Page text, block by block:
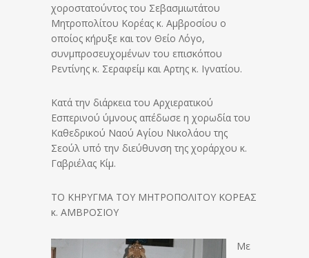
χοροστατούντος του Σεβασμιωτάτου
Μητροπολίτου Κορέας κ. Αμβροσίου ο
οποίος κήρυξε και τον Θείο Λόγο,
συνμπροσευχομένων του επισκόπου
Ρεντίνης κ. Σεραφείμ και Αρτης κ. Ιγνατίου.
Κατά την διάρκεια του Αρχιερατικού
Εσπερινού ύμνους απέδωσε η χορωδία του
Καθεδρικού Ναού Αγίου Νικολάου της
Σεούλ υπό την διεύθυνση της χοράρχου κ.
Γαβριέλας Κίμ.
TO ΚΗΡΥΓΜΑ ΤΟΥ ΜΗΤΡΟΠΟΛΙΤΟΥ ΚΟΡΕΑΣ
κ. ΑΜΒΡΟΣΙΟΥ
Με